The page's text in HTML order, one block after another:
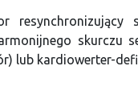
skurczu
lub kardiowerter-